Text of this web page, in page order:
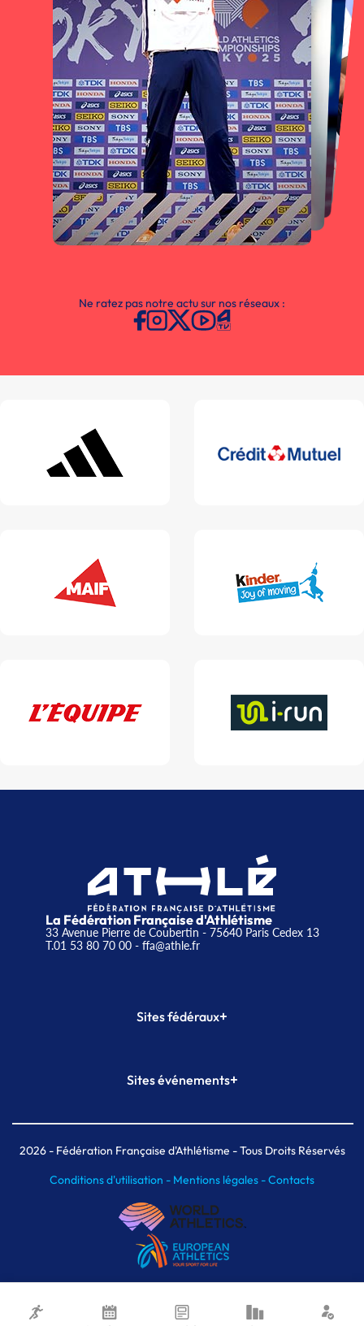
Ne ratez pas notre actu sur nos réseaux :
La Fédération Française d'Athlétisme
33 Avenue Pierre de Coubertin - 75640 Paris Cedex 13
T.01 53 80 70 00- ffa@athle.fr
Sites fédéraux+
Plateforme Formation
Sites événements+
Meeting de Paris indoor
MAIF Ekiden de Paris
2026- Fédération Française d'Athlétisme - Tous Droits Réservés
Conditions d'utilisation - Mentions légales -Contacts